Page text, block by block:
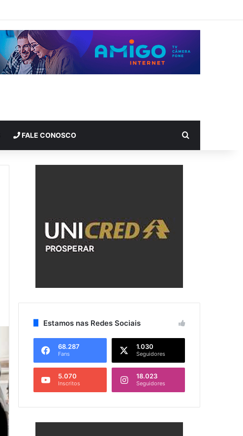
FALE CONOSCO
Estamos nas Redes Sociais
68.287
Fans
1.030
Seguidores
5.070
Inscritos
18.023
Seguidores